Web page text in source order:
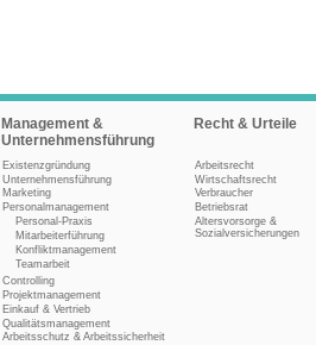
Management &
Unternehmensführung
Existenzgründung
Unternehmensführung
Marketing
Personalmanagement
Personal-Praxis
Mitarbeiterführung
Konfliktmanagement
Teamarbeit
Controlling
Projektmanagement
Einkauf & Vertrieb
Qualitätsmanagement
Arbeitsschutz & Arbeitssicherheit
Recht & Urteile
Arbeitsrecht
Wirtschaftsrecht
Verbraucher
Betriebsrat
Altersvorsorge &
Sozialversicherungen